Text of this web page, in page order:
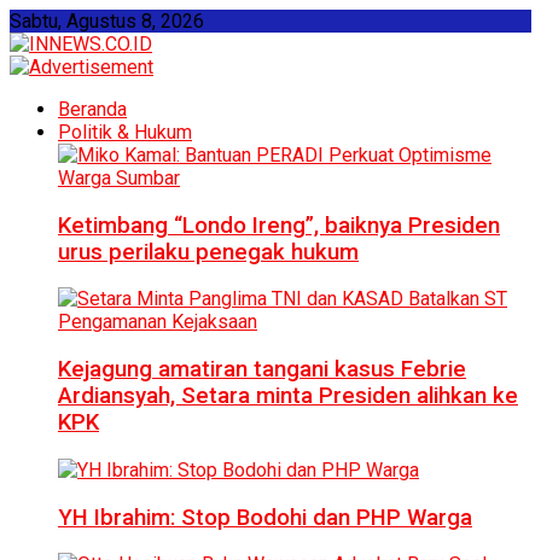
Sabtu, Agustus 8, 2026
Beranda
Politik & Hukum
Ketimbang “Londo Ireng”, baiknya Presiden
urus perilaku penegak hukum
Kejagung amatiran tangani kasus Febrie
Ardiansyah, Setara minta Presiden alihkan ke
KPK
YH Ibrahim: Stop Bodohi dan PHP Warga